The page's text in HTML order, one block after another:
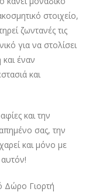
στοιχείο,
ζωντανές τις
για να στολίσει
έναν
και
και την
σας, την
και μόνο με
Δώρο Γιορτή